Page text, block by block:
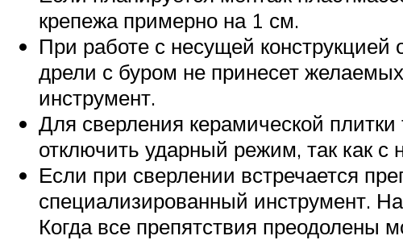
крепежа примерно на 1 см.
При работе с несущей
дрели с буром не принесет
инструмент.
Для сверления керамической
отключить ударный режим, так как с
Если при сверлении встречается
специализированный инструмент.
Когда все препятствия преодолены